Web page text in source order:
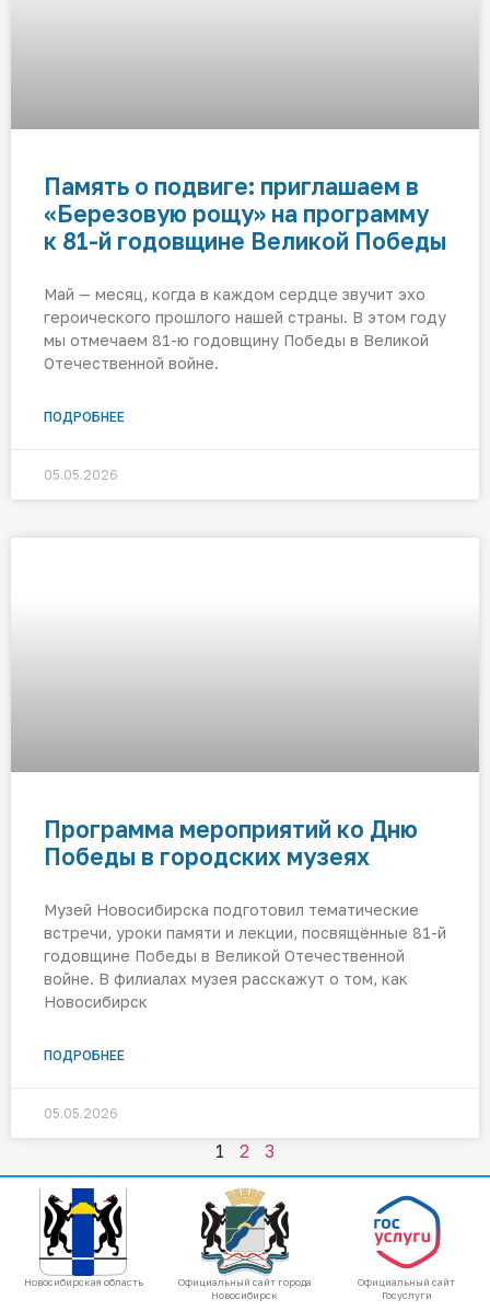
Память о подвиге: приглашаем в
«Березовую рощу» на программу
к 81-й годовщине Великой Победы
Май — месяц, когда в каждом сердце звучит эхо
героического прошлого нашей страны. В этом году
мы отмечаем 81-ю годовщину Победы в Великой
Отечественной войне.
ПОДРОБНЕЕ
05.05.2026
Программа мероприятий ко Дню
Победы в городских музеях
Музей Новосибирска подготовил тематические
встречи, уроки памяти и лекции, посвящённые 81-й
годовщине Победы в Великой Отечественной
войне. В филиалах музея расскажут о том, как
Новосибирск
ПОДРОБНЕЕ
05.05.2026
1 2 3
Новосибирская область
Официальный сайт города
Новосибирск
Официальный сайт
Госуслуги